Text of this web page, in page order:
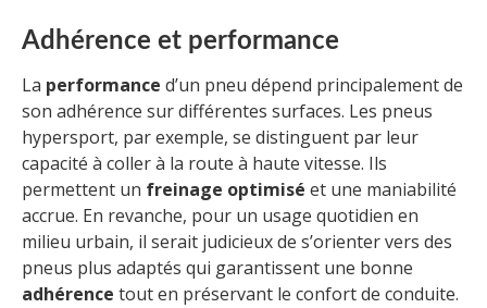
Adhérence et performance
La performance d’un pneu dépend principalement de
son adhérence sur différentes surfaces. Les pneus
hypersport, par exemple, se distinguent par leur
capacité à coller à la route à haute vitesse. Ils
permettent un freinage optimisé et une maniabilité
accrue. En revanche, pour un usage quotidien en
milieu urbain, il serait judicieux de s’orienter vers des
pneus plus adaptés qui garantissent une bonne
adhérence tout en préservant le confort de conduite.